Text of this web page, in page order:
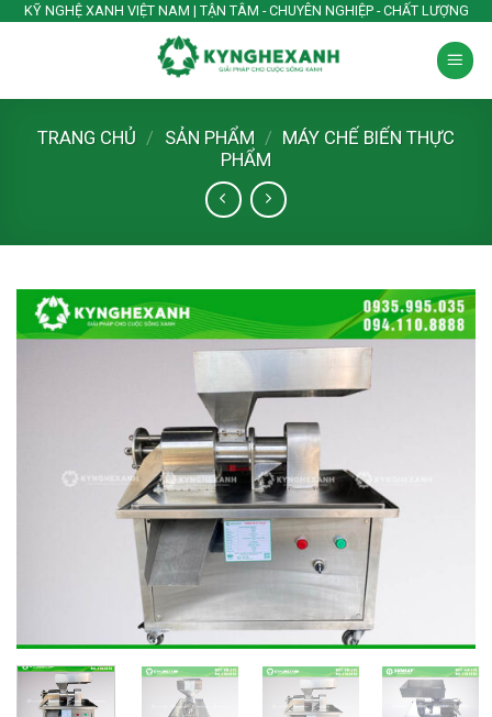
SkipKỸ NGHỆ XANH VIỆT NAM | TẬN TÂM - CHUYÊN NGHIỆP - CHẤT LƯỢNG
TRANG CHỦ / SẢN PHẨM / MÁY CHẾ BIẾN THỰC
PHẨM